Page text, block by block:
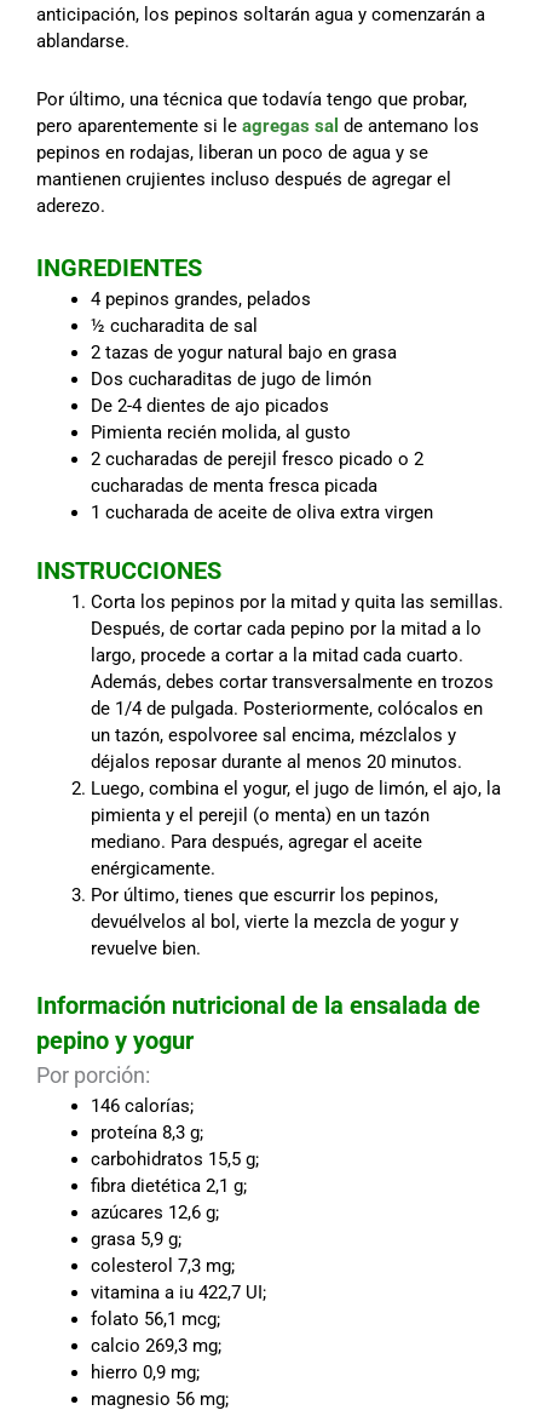
anticipación, los pepinos soltarán agua y comenzarán a
ablandarse.
Por último, una técnica que todavía tengo que probar,
pero aparentemente si le agregas sal de antemano los
pepinos en rodajas, liberan un poco de agua y se
mantienen crujientes incluso después de agregar el
aderezo.
INGREDIENTES
4 pepinos grandes, pelados
½ cucharadita de sal
2 tazas de yogur natural bajo en grasa
Dos cucharaditas de jugo de limón
De 2-4 dientes de ajo picados
Pimienta recién molida, al gusto
2 cucharadas de perejil fresco picado o 2
cucharadas de menta fresca picada
1 cucharada de aceite de oliva extra virgen
INSTRUCCIONES
Corta los pepinos por la mitad y quita las semillas.
Después, de cortar cada pepino por la mitad a lo
largo, procede a cortar a la mitad cada cuarto.
Además, debes cortar transversalmente en trozos
de 1/4 de pulgada. Posteriormente, colócalos en
un tazón, espolvoree sal encima, mézclalos y
déjalos reposar durante al menos 20 minutos.
Luego, combina el yogur, el jugo de limón, el ajo, la
pimienta y el perejil (o menta) en un tazón
mediano. Para después, agregar el aceite
enérgicamente.
Por último, tienes que escurrir los pepinos,
devuélvelos al bol, vierte la mezcla de yogur y
revuelve bien.
Información nutricional de la ensalada de
pepino y yogur
Por porción:
146 calorías;
proteína 8,3 g;
carbohidratos 15,5 g;
fibra dietética 2,1 g;
azúcares 12,6 g;
grasa 5,9 g;
colesterol 7,3 mg;
vitamina a iu 422,7 UI;
folato 56,1 mcg;
calcio 269,3 mg;
hierro 0,9 mg;
magnesio 56 mg;